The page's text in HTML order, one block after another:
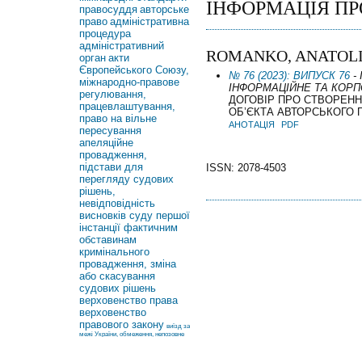
правосуддя авторське
право адміністративна
процедура
адміністративний
орган акти
Європейського Союзу,
міжнародно-правове
регулювання,
працевлаштування,
право на вільне
пересування
апеляційне
провадження,
підстави для
перегляду судових
рішень,
невідповідність
висновків суду першої
інстанції фактичним
обставинам
кримінального
провадження, зміна
або скасування
судових рішень
верховенство права
верховенство
правового закону виїзд за
межі України, обмеження, непозовне
ІНФОРМАЦІЯ
ROMANKO,
№ 76 (2023): ВИПУСК 76-
ІНФОРМАЦІЙНЕ ТА
ДОГОВІР ПРО
ОБ’ЄКТА АВТОРСЬКОГО
АНОТАЦІЯ PDF
ISSN: 2078-4503